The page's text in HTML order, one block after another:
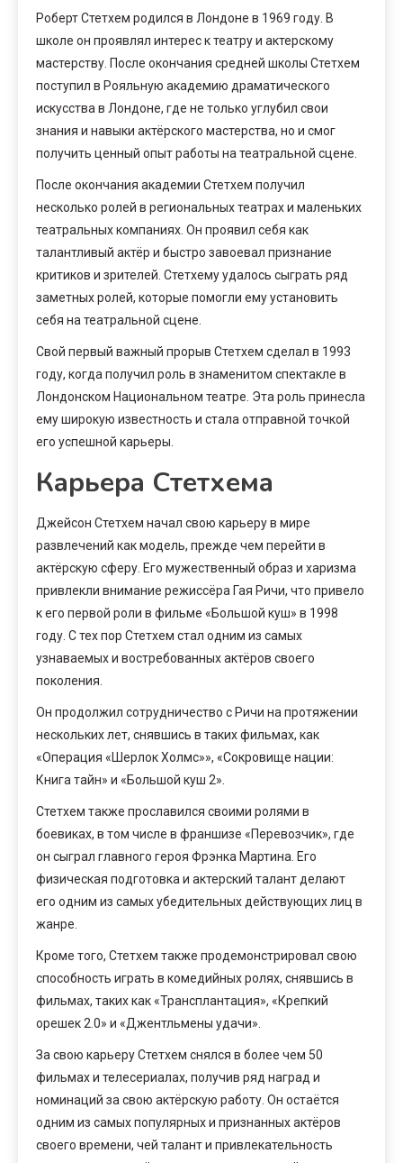
Роберт Стетхем родился в Лондоне в 1969 году. В
школе он проявлял интерес к театру и актерскому
мастерству. После окончания средней школы Стетхем
поступил в Рояльную академию драматического
искусства в Лондоне, где не только углубил свои
знания и навыки актёрского мастерства, но и смог
получить ценный опыт работы на театральной сцене.
После окончания академии Стетхем получил
несколько ролей в региональных театрах и маленьких
театральных компаниях. Он проявил себя как
талантливый актёр и быстро завоевал признание
критиков и зрителей. Стетхему удалось сыграть ряд
заметных ролей, которые помогли ему установить
себя на театральной сцене.
Свой первый важный прорыв Стетхем сделал в 1993
году, когда получил роль в знаменитом спектакле в
Лондонском Национальном театре. Эта роль принесла
ему широкую известность и стала отправной точкой
его успешной карьеры.
Карьера Стетхема
Джейсон Стетхем начал свою карьеру в мире
развлечений как модель, прежде чем перейти в
актёрскую сферу. Его мужественный образ и харизма
привлекли внимание режиссёра Гая Ричи, что привело
к его первой роли в фильме «Большой куш» в 1998
году. С тех пор Стетхем стал одним из самых
узнаваемых и востребованных актёров своего
поколения.
Он продолжил сотрудничество с Ричи на протяжении
нескольких лет, снявшись в таких фильмах, как
«Операция «Шерлок Холмс»», «Сокровище нации:
Книга тайн» и «Большой куш 2».
Стетхем также прославился своими ролями в
боевиках, в том числе в франшизе «Перевозчик», где
он сыграл главного героя Фрэнка Мартина. Его
физическая подготовка и актерский талант делают
его одним из самых убедительных действующих лиц в
жанре.
Кроме того, Стетхем также продемонстрировал свою
способность играть в комедийных ролях, снявшись в
фильмах, таких как «Трансплантация», «Крепкий
орешек 2.0» и «Джентльмены удачи».
За свою карьеру Стетхем снялся в более чем 50
фильмах и телесериалах, получив ряд наград и
номинаций за свою актёрскую работу. Он остаётся
одним из самых популярных и признанных актёров
своего времени, чей талант и привлекательность